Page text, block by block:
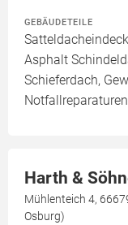
GEBÄUDETEILE
Asphalt
Schieferdach,
Harth &
Mühlenteich 4,
Osburg)